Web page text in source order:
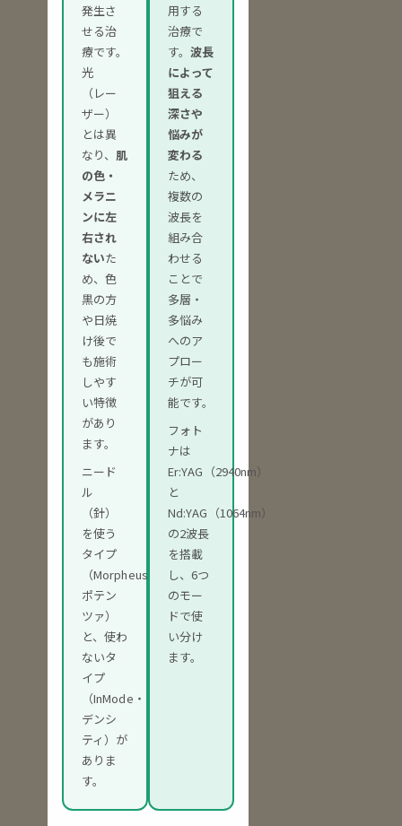
発生さ
せる治
療です。
光
（レー
ザー）
とは異
なり、肌
の色・
メラニ
ンに左
右され
ないた
め、色
黒の方
や日焼
け後で
も施術
しやす
い特徴
があり
ます。
ニード
ル
（針）
を使う
タイプ
（Morpheus8・
ポテン
ツァ）
と、使わ
ないタ
イプ
（InMode・
デンシ
ティ）が
ありま
す。
用する
治療で
す。波長
によって
狙える
深さや
悩みが
変わる
ため、
複数の
波長を
組み合
わせる
ことで
多層・
多悩み
へのア
プロー
チが可
能です。
フォト
ナは
Er:YAG（2940nm）
と
Nd:YAG（1064nm）
の2波長
を搭載
し、6つ
のモー
ドで使
い分け
ます。